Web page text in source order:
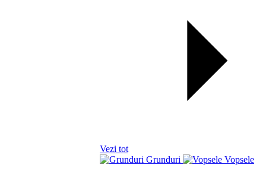
Vezi tot
Grunduri
Vopsele